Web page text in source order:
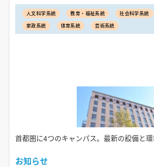
人文科学系統 教育・福祉系統 社会科学系統
家政系統
体育系統 芸術系統
首都圏に4つのキャンパス。最新の設備と環
お知らせ